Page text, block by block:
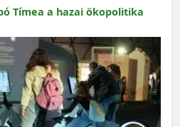
Tímea a hazai ökopolitika